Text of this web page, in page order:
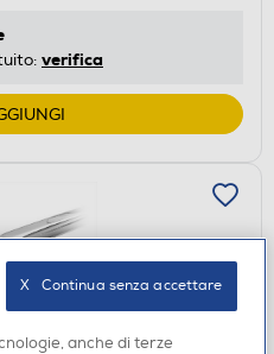
verifica
anche di terze
X   Continua senza accettare